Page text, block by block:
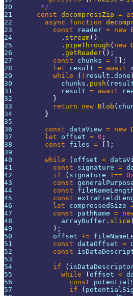
20
       */
21
const decompressZip =
22
async function
23
const reader = new
24
. stream( )
25
. pipeThrough ( new
26
. getReader( ) ;
27
const chunks =
;
28
let result = await
29
while ( ! result . done )
30
            chunks
. push (
31
            result
= await
32
}
33
return new Blob (
34
}
35
36
const dataView = new
37
let offset = 0 ;
38
const files =
;
39
40
while ( offset <
41
const signature =
42
if ( signature !==
43
const
44
const
45
const
46
let compressedSize
47
const pathName =
48
            arrayBuffer
. slice (
49
) ;
50
          offset
+=
51
const dataOffset =
52
const
53
54
if (
55
while ( offset <
56
const
57
if (